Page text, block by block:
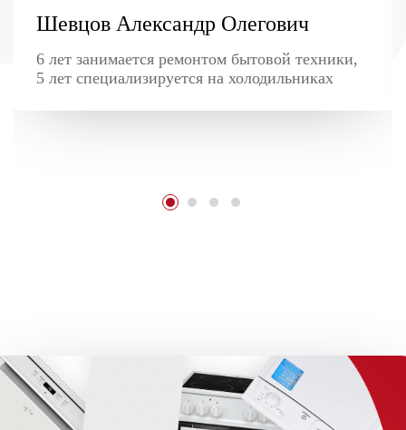
Шевцов Александр Олегович
6 лет занимается ремонтом бытовой техники,
5 лет специализируется на холодильниках